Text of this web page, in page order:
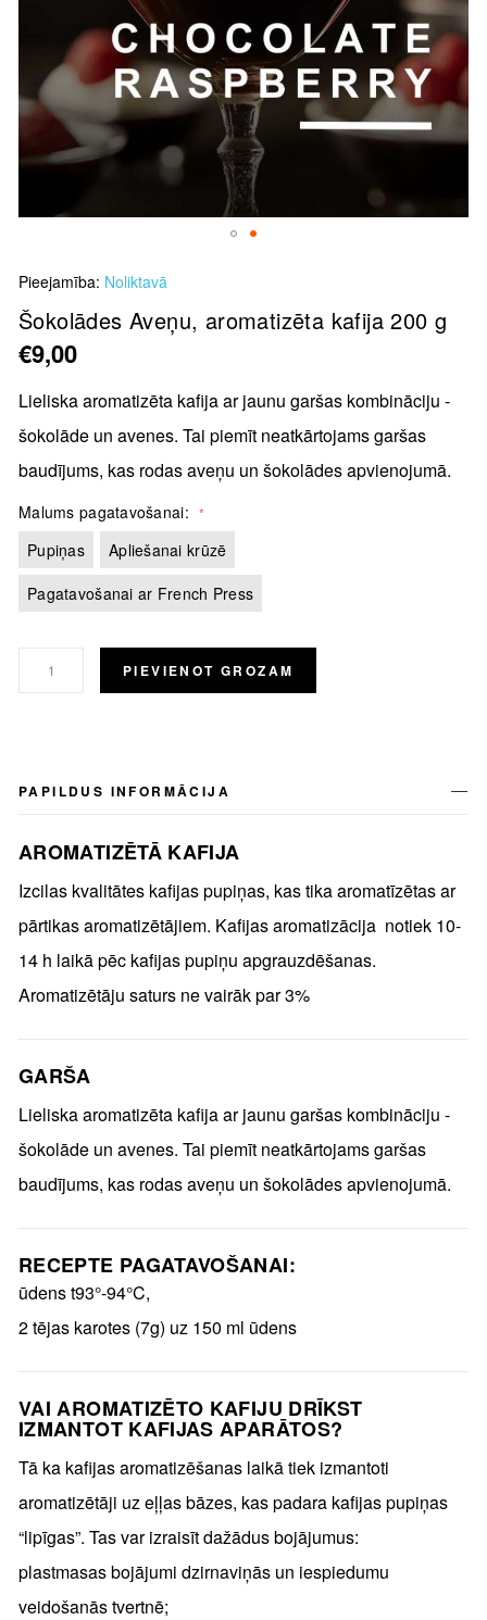
to
the
of
the
gallery
Pieejamība: Noliktavā
Šokolādes Aveņu, aromatizēta kafija 200 g
€9,00
Lieliska aromatizēta kafija ar jaunu garšas kombināciju -
šokolāde un avenes. Tai piemīt neatkārtojams garšas
baudījums, kas rodas aveņu un šokolādes apvienojumā.
Malums pagatavošanai
Pupiņas
Apliešanai krūzē
Pagatavošanai ar French Press
PIEVIENOT GROZAM
PAPILDUS INFORMĀCIJA
AROMATIZĒTĀ KAFIJA
Izcilas kvalitātes kafijas pupiņas, kas tika aromatīzētas ar
pārtikas aromatizētājiem. Kafijas aromatizācija notiek 10-
14 h laikā pēc kafijas pupiņu apgrauzdēšanas.
Aromatizētāju saturs ne vairāk par 3%
GARŠA
Lieliska aromatizēta kafija ar jaunu garšas kombināciju -
šokolāde un avenes. Tai piemīt neatkārtojams garšas
baudījums, kas rodas aveņu un šokolādes apvienojumā.
RECEPTE PAGATAVOŠANAI:
ūdens t93°-94°C,
2 tējas karotes (7g) uz 150 ml ūdens
VAI AROMATIZĒTO KAFIJU DRĪKST
IZMANTOT KAFIJAS APARĀTOS?
Tā ka kafijas aromatizēšanas laikā tiek izmantoti
aromatizētāji uz eļļas bāzes, kas padara kafijas pupiņas
“lipīgas”. Tas var izraisīt dažādus bojājumus:
plastmasas bojājumi dzirnaviņās un iespiedumu
veidošanās tvertnē;